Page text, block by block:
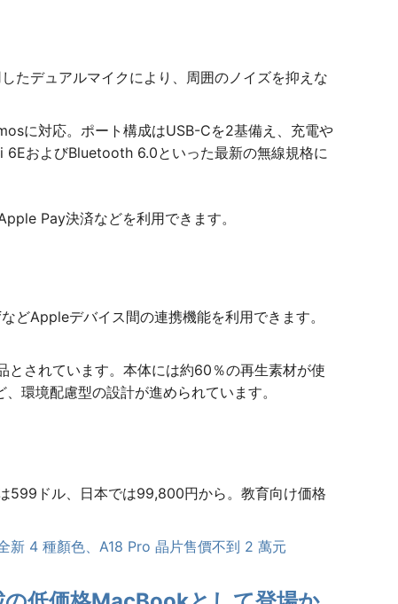
たデュアルマイクにより、周囲のノイズを抑えな
に対応。ポート構成はUSB-Cを2基備え、充電や
およびBluetooth 6.0といった最新の無線規格に
Pay決済などを利用できます。
Appleデバイス間の連携機能を利用できます。
されています。本体には約60％の再生素材が使
環境配慮型の設計が進められています。
599ドル、日本では99,800円から。教育向け価格
新 4 種顏色、A18 Pro 晶片售價不到 2 萬元